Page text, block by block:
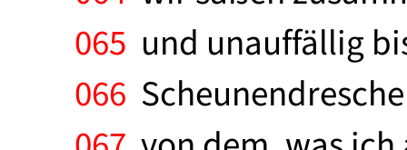
065 und unauffällig
066